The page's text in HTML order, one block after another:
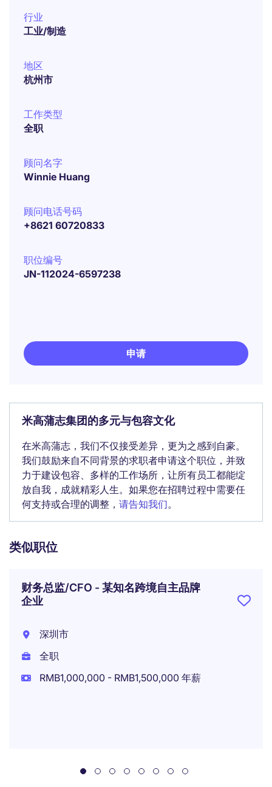
行业
工业/制造
地区
杭州市
工作类型
全职
顾问名字
Winnie Huang
顾问电话号码
+8621 60720833
职位编号
JN-112024-6597238
申请
米高蒲志集团的多元与包容文化
在米高蒲志，我们不仅接受差异，更为之感到自豪。
我们鼓励来自不同背景的求职者申请这个职位，并致
力于建设包容、多样的工作场所，让所有员工都能绽
放自我，成就精彩人生。如果您在招聘过程中需要任
何支持或合理的调整， 请告知我们。
类似职位
财务总监/CFO - 某知名跨境自主品牌
企业
深圳市
全职
RMB1,000,000 - RMB1,500,000 年薪